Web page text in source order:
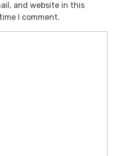
and website in this
I comment.